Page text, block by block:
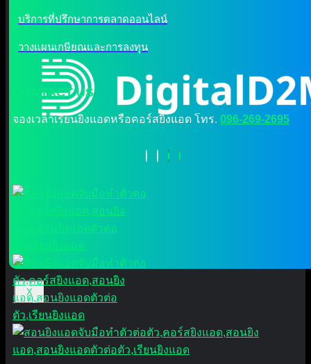
X
บริการที่ปรึกษาการตลาดออนไลน์
วางแผนเกษียณและการลงทุน
CONTACT US
จองเวลาเรียนยิงแอดหรือคอร์สยิงแอด โทร. 096-269-2695